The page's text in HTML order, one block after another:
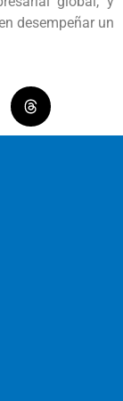
desempeñar un